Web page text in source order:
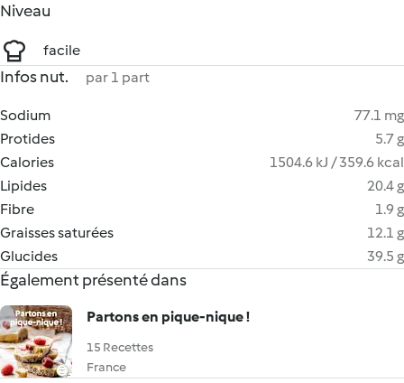
Niveau
facile
Infos nut. par 1 part
Sodium
77.1 mg
Protides
5.7 g
Calories
1504.6 kJ / 359.6 kcal
Lipides
20.4 g
Fibre
1.9 g
Graisses saturées
12.1 g
Glucides
39.5 g
Également présenté dans
Partons en pique-nique !
15 Recettes
France